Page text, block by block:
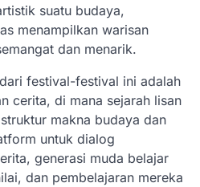
suatu budaya,
menampilkan warisan
dan menarik.
festival-festival ini adalah
cerita, di mana sejarah lisan
makna budaya dan
untuk dialog
generasi muda belajar
dan pembelajaran mereka